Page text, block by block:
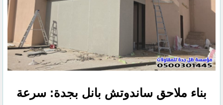
بناء ملاحق ساندوتش بانل بجدة: سرعة